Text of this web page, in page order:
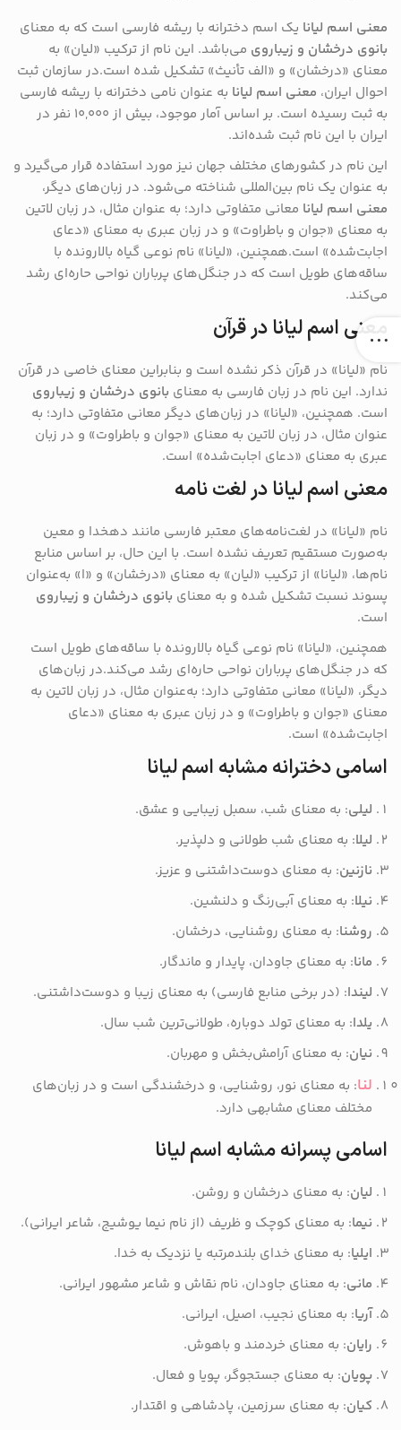
معنی اسم لیانا یک اسم دخترانه با ریشه فارسی است که به معنای
بانوی درخشان و زیباروی می‌باشد. این نام از ترکیب «لیان» به
معنای «درخشان» و «الف تأنیث» تشکیل شده است.در سازمان ثبت
احوال ایران، معنی اسم لیانا به عنوان نامی دخترانه با ریشه فارسی
به ثبت رسیده است. بر اساس آمار موجود، بیش از ۱۰,۰۰۰ نفر در
ایران با این نام ثبت شده‌اند.
این نام در کشورهای مختلف جهان نیز مورد استفاده قرار می‌گیرد و
به عنوان یک نام بین‌المللی شناخته می‌شود. در زبان‌های دیگر،
معنی اسم لیانا معانی متفاوتی دارد؛ به عنوان مثال، در زبان لاتین
به معنای «جوان و باطراوت» و در زبان عبری به معنای «دعای
اجابت‌شده» است.همچنین، «لیانا» نام نوعی گیاه بالارونده با
ساقه‌های طویل است که در جنگل‌های پرباران نواحی حاره‌ای رشد
می‌کند.
معنی اسم لیانا در قرآن
نام «لیانا» در قرآن ذکر نشده است و بنابراین معنای خاصی در قرآن
ندارد. این نام در زبان فارسی به معنای بانوی درخشان و زیباروی
است. همچنین، «لیانا» در زبان‌های دیگر معانی متفاوتی دارد؛ به
عنوان مثال، در زبان لاتین به معنای «جوان و باطراوت» و در زبان
عبری به معنای «دعای اجابت‌شده» است.
معنی اسم لیانا در لغت نامه
نام «لیانا» در لغت‌نامه‌های معتبر فارسی مانند دهخدا و معین
به‌صورت مستقیم تعریف نشده است. با این حال، بر اساس منابع
نام‌ها، «لیانا» از ترکیب «لیان» به معنای «درخشان» و «ا» به‌عنوان
پسوند نسبت تشکیل شده و به معنای بانوی درخشان و زیباروی
است.
همچنین، «لیانا» نام نوعی گیاه بالارونده با ساقه‌های طویل است
که در جنگل‌های پرباران نواحی حاره‌ای رشد می‌کند.در زبان‌های
دیگر، «لیانا» معانی متفاوتی دارد؛ به‌عنوان مثال، در زبان لاتین به
معنای «جوان و باطراوت» و در زبان عبری به معنای «دعای
اجابت‌شده» است.
اسامی دخترانه مشابه اسم لیانا
لیلی: به معنای شب، سمبل زیبایی و عشق.
لیلا: به معنای شب طولانی و دلپذیر.
نازنین: به معنای دوست‌داشتنی و عزیز.
نیلا: به معنای آبی‌رنگ و دلنشین.
روشنا: به معنای روشنایی، درخشان.
مانا: به معنای جاودان، پایدار و ماندگار.
لیندا: (در برخی منابع فارسی) به معنای زیبا و دوست‌داشتنی.
یلدا: به معنای تولد دوباره، طولانی‌ترین شب سال.
نیان: به معنای آرامش‌بخش و مهربان.
لنا: به معنای نور، روشنایی، و درخشندگی است و در زبان‌های
مختلف معنای مشابهی دارد.
اسامی پسرانه مشابه اسم لیانا
لیان: به معنای درخشان و روشن.
نیما: به معنای کوچک و ظریف (از نام نیما یوشیج، شاعر ایرانی).
ایلیا: به معنای خدای بلندمرتبه یا نزدیک به خدا.
مانی: به معنای جاودان، نام نقاش و شاعر مشهور ایرانی.
آریا: به معنای نجیب، اصیل، ایرانی.
رایان: به معنای خردمند و باهوش.
پویان: به معنای جستجوگر، پویا و فعال.
کیان: به معنای سرزمین، پادشاهی و اقتدار.